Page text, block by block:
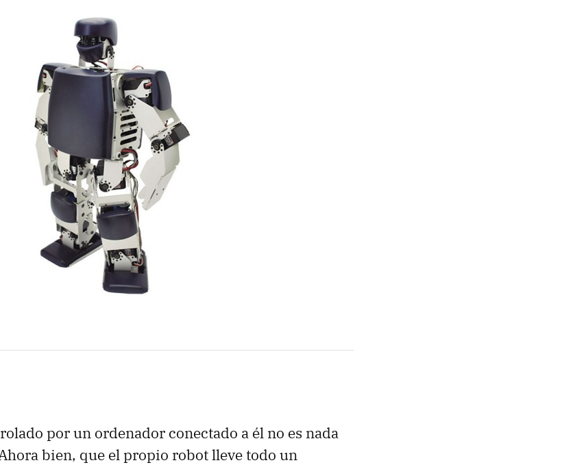
por un ordenador conectado a él no es nada
bien, que el propio robot lleve todo un